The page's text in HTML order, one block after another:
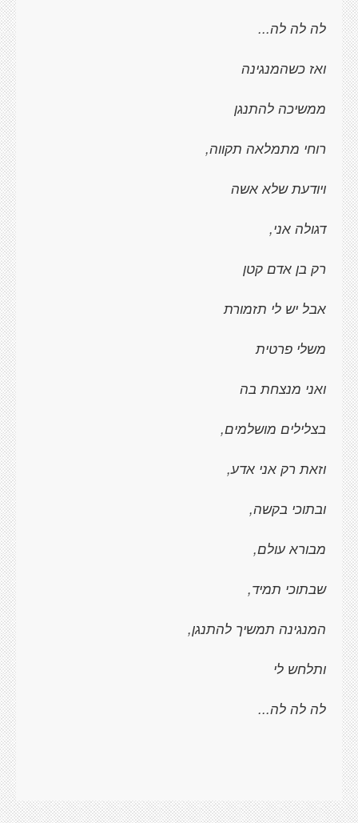
לה לה לה...
ואז כשהמנגינה
ממשיכה להתנגן
רוחי מתמלאה תקווה,
ויודעת שלא אשה
דגולה אני,
רק בן אדם קטן
אבל יש לי תזמורת
משלי פרטית
ואני מנצחת בה
בצלילים מושלמים,
וזאת רק אני אדע,
ובתוכי בקשה,
מבורא עולם,
שבתוכי תמיד,
המנגינה תמשיך להתנגן,
ותלחש לי
לה לה לה...